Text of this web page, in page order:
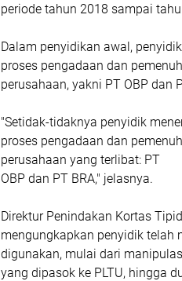
periode tahun 2018 sampai
Dalam penyidikan awal,
proses pengadaan dan
perusahaan, yakni PT OBP dan
‎"Setidak-tidaknya penyidik
proses pengadaan dan
perusahaan yang terlibat: PT
‎OBP dan PT BRA," jelasnya.
Direktur Penindakan Kortas
mengungkapkan penyidik telah
digunakan, mulai dari
yang dipasok ke PLTU, hingga